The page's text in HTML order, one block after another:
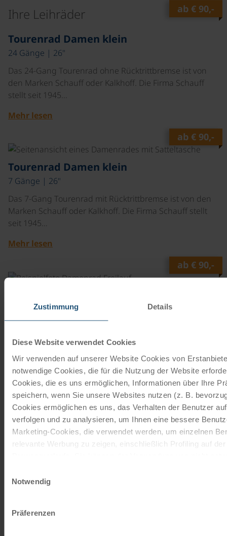
Zustimmung Details
Diese Website verwendet Cookies
Wir verwenden auf unserer Website Cookies von
notwendige Cookies, die für die Nutzung der Website
Cookies, die es uns ermöglichen, Informationen über Ihre
speichern, wenn Sie unsere Websites nutzen (z. B.
Cookies ermöglichen es uns, das Verhalten der Benutzer
verfolgen und zu analysieren, um Ihnen eine bessere
Marketing-Cookies, die verwendet werden, um einzelnen
relevante Werbung zu zeigen, einschließlich Profiling auf
entscheiden, nur notwendige Cookies zu verwenden, indem
Impressum
Notwendig
Präferenzen
Ihre Leihräder ab € 90,-
Tourenrad Damen klein
24 Gänge | 26"
Das 24-Gang Tourenrad ohne Rücktrittbremse ist von
den Marken Schauff oder Kalkhoff. Die Firma Schauff
stellt seit 1945…
Mehr lesen
ab € 90,-
Tourenrad Damen klein
7 Gänge | 26"
Das 7-Gang Tourenrad mit Rücktrittbremse ist von den
Marken Schauff oder Kalkhoff. Die Firma Schauff stellt
seit 1945…
Mehr lesen
©
ab € 90,-
21 Gänge | 28"
Marken Schauff oder Kalkhoff. Die Firma Schauff stellt
Mehr lesen
©
ab€ 90,-
Tourenrad Damen
7 Gänge | 28"
seit 1945…